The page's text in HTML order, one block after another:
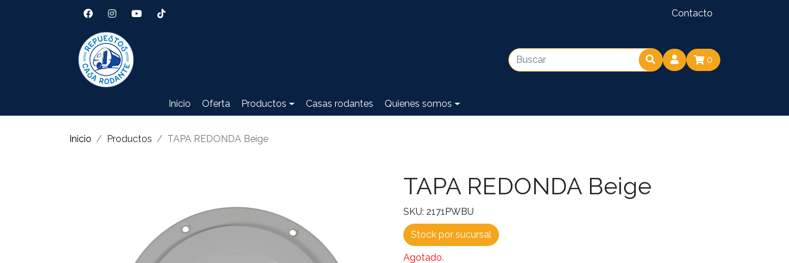
Contacto
0
Inicio Oferta Productos Casas rodantes Quienes somos
Inicio Productos TAPA REDONDA Beige
TAPA REDONDA Beige
SKU: 2171PWBU
Stock por sucursal
Agotado.